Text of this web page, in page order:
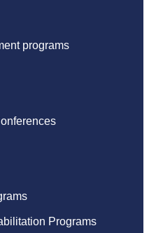
programs
Programs